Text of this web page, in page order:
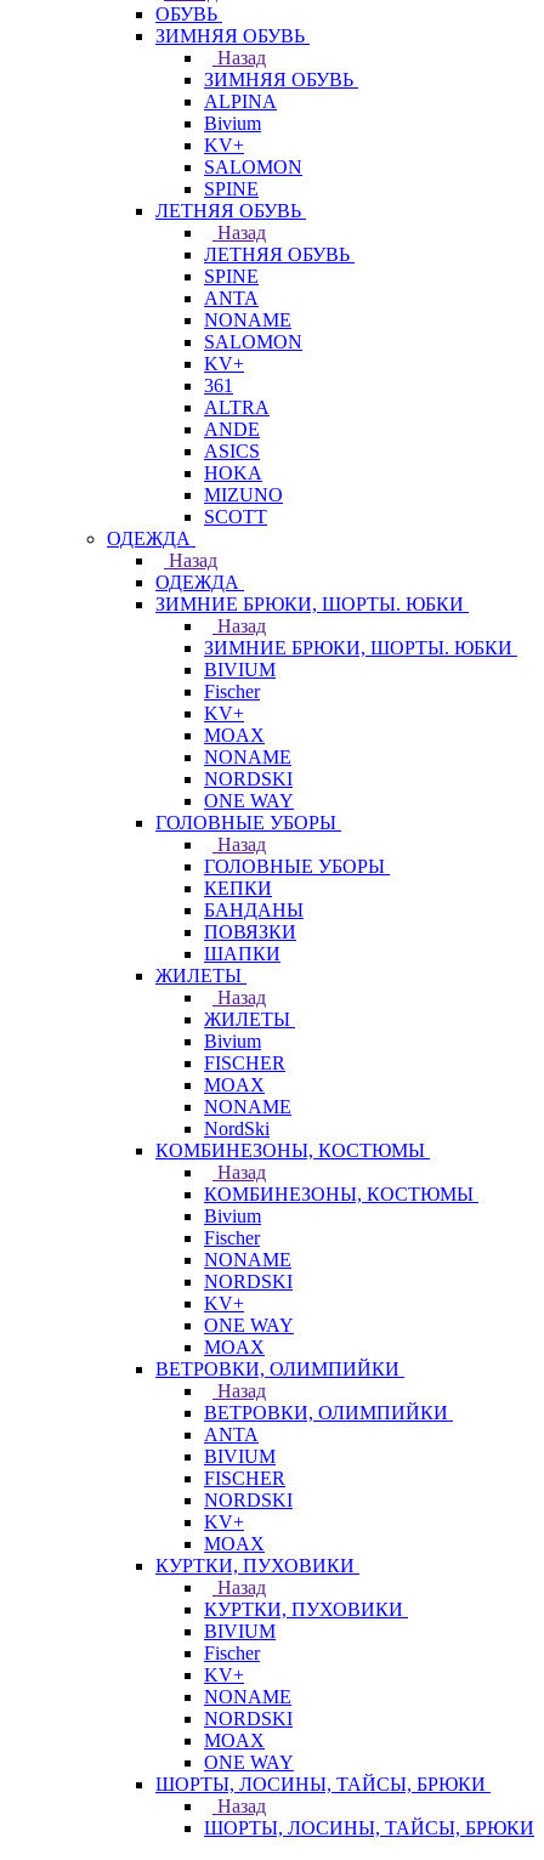
ОБУВЬ
ЗИМНЯЯ ОБУВЬ
Назад
ЗИМНЯЯ ОБУВЬ
ALPINA
Bivium
KV+
SALOMON
SPINE
ЛЕТНЯЯ ОБУВЬ
Назад
ЛЕТНЯЯ ОБУВЬ
SPINE
ANTA
NONAME
SALOMON
KV+
361
ALTRA
ANDE
ASICS
HOKA
MIZUNO
SCOTT
ОДЕЖДА
Назад
ОДЕЖДА
ЗИМНИЕ БРЮКИ, ШОРТЫ. ЮБКИ
Назад
ЗИМНИЕ БРЮКИ, ШОРТЫ. ЮБКИ
BIVIUM
Fischer
KV+
MOAX
NONAME
NORDSKI
ONE WAY
ГОЛОВНЫЕ УБОРЫ
Назад
ГОЛОВНЫЕ УБОРЫ
КЕПКИ
БАНДАНЫ
ПОВЯЗКИ
ШАПКИ
ЖИЛЕТЫ
Назад
ЖИЛЕТЫ
Bivium
FISCHER
MOAX
NONAME
NordSki
КОМБИНЕЗОНЫ, КОСТЮМЫ
Назад
КОМБИНЕЗОНЫ, КОСТЮМЫ
Bivium
Fischer
NONAME
NORDSKI
KV+
ONE WAY
MOAX
ВЕТРОВКИ, ОЛИМПИЙКИ
Назад
ВЕТРОВКИ, ОЛИМПИЙКИ
ANTA
BIVIUM
FISCHER
NORDSKI
KV+
MOAX
КУРТКИ, ПУХОВИКИ
Назад
КУРТКИ, ПУХОВИКИ
BIVIUM
Fischer
KV+
NONAME
NORDSKI
MOAX
ONE WAY
ШОРТЫ, ЛОСИНЫ, ТАЙСЫ, БРЮКИ
Назад
ШОРТЫ, ЛОСИНЫ, ТАЙСЫ, БРЮКИ